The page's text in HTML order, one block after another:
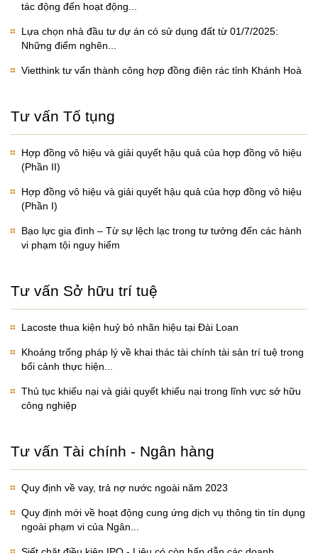
tác động đến hoạt động...
Lựa chọn nhà đầu tư dự án có sử dụng đất từ 01/7/2025:
Những điểm nghẽn...
Vietthink tư vấn thành công hợp đồng điện rác tỉnh Khánh Hoà
Tư vấn Tố tụng
Hợp đồng vô hiệu và giải quyết hậu quả của hợp đồng vô hiệu
(Phần II)
Hợp đồng vô hiệu và giải quyết hậu quả của hợp đồng vô hiệu
(Phần I)
Bạo lực gia đình – Từ sự lệch lạc trong tư tưởng đến các hành
vi phạm tội nguy hiểm
Tư vấn Sở hữu trí tuệ
Lacoste thua kiện huỷ bỏ nhãn hiệu tại Đài Loan
Khoảng trống pháp lý về khai thác tài chính tài sản trí tuệ trong
bối cảnh thực hiện...
Thủ tục khiếu nại và giải quyết khiếu nại trong lĩnh vực sở hữu
công nghiệp
Tư vấn Tài chính - Ngân hàng
Quy định về vay, trả nợ nước ngoài năm 2023
Quy định mới về hoạt động cung ứng dịch vụ thông tin tín dụng
ngoài phạm vi của Ngân...